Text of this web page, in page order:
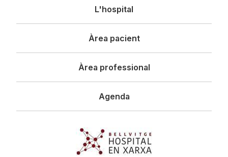
principal
L'hospital
Àrea pacient
Àrea professional
Agenda